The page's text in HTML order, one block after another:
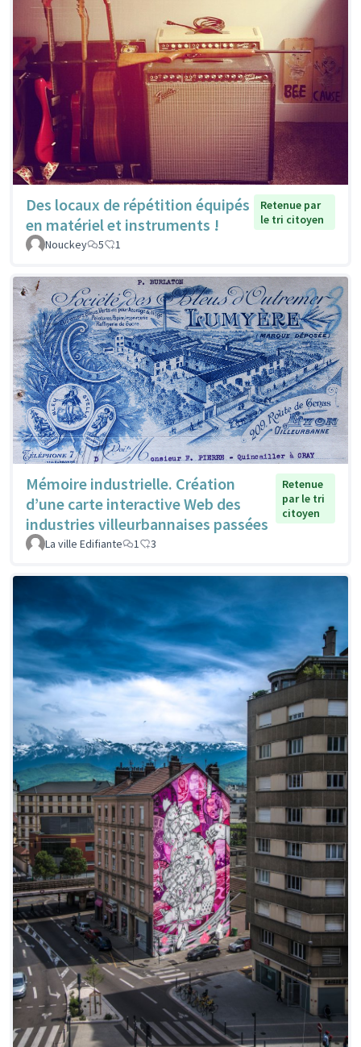
Des locaux de répétition équipés
en matériel et instruments !
Retenue par
le tri citoyen
Nouckey
5 1
Mémoire industrielle. Création
d’une carte interactive Web des
industries villeurbannaises passées
Retenue
par le tri
citoyen
La ville Edifiante 1 3